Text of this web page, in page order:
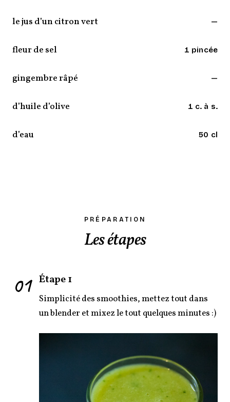
le jus d’un citron vert —
fleur de sel 1 pincée
gingembre râpé —
d’huile d’olive 1 c. à s.
d’eau 50 cl
PRÉPARATION
Les étapes
01 Étape 1
Simplicité des smoothies, mettez tout dans
un blender et mixez le tout quelques minutes :)